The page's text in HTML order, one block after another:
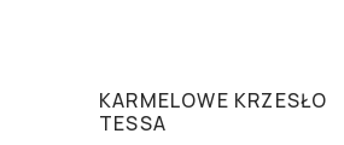
KARMELOWE KRZESŁO
TESSA